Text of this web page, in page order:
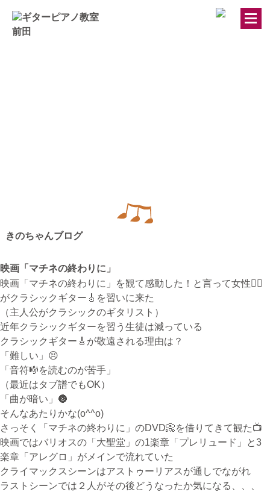
きのちゃんブログ
桂のブログ
無料体験・お問合せ
ギター･ウクレレ教室について
090-4764-9331
ピアノ教室について
携帯
きのちゃんブログ
映画「マチネの終わりに」
映画「マチネの終わりに」を観て感動した！と言って女性🙋‍♀️
がクラシックギター🎸を習いに来た
（主人公がクラシックのギタリスト）
近年クラシックギターを習う生徒は減っている
クラシックギター🎸が敬遠される理由は？
「難しい」😣
「音符🎼を読むのが苦手」
（最近はタブ譜でもOK）
「曲が暗い」🌚
そんなあたりかな(o^^o)
さっそく「マチネの終わりに」のDVD📀を借りてきて観た📺
映画ではバリオスの「大聖堂」の1楽章「プレリュード」と3
楽章「アレグロ」がメインで流れていた
クライマックスシーンはアストゥーリアスが通しでながれ
ラストシーンでは２人がその後どうなったか気になる、、、